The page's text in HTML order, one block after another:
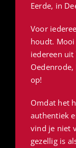
Eerde, in
Voor
houdt.
iedereen uit
op!
Omdat het
authentiek
vind je niet
gezellig is